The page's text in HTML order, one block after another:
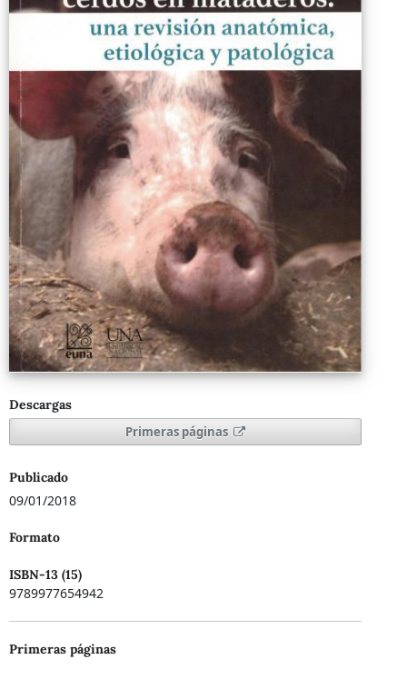
Descargas
Primeras páginas
Publicado
09/01/2018
Formato
ISBN-13 (15)
9789977654942
Primeras páginas